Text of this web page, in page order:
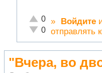
Отлично!
0
Неадекватно!
0
» Войдите
отправлять
"Вчера, во